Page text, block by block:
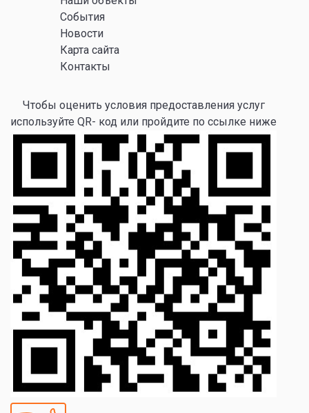
События
Новости
Карта сайта
Контакты
Чтобы оценить условия предоставления услуг
используйте QR- код или пройдите по ссылке ниже